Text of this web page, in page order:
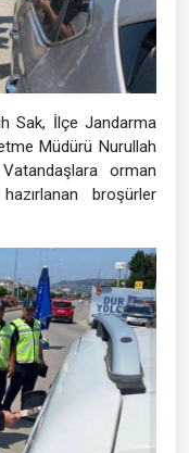
Sak, İlçe Jandarma
Müdürü Nurullah
orman
broşürler